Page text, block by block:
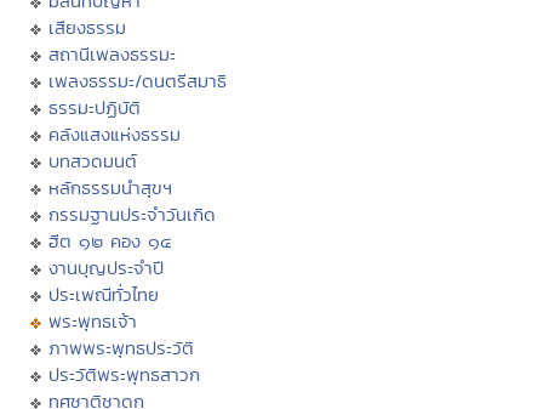
เสียงธรรม
สถานีเพลงธรรมะ
เพลงธรรมะ/ดนตรีสมาธิ
ธรรมะปฏิบัติ
คลังแสงแห่งธรรม
บทสวดมนต์
หลักธรรมนำสุขฯ
กรรมฐานประจำวันเกิด
ฮีต ๑๒ คอง ๑๔
งานบุญประจำปี
ประเพณีทั่วไทย
พระพุทธเจ้า
ภาพพระพุทธประวัติ
ประวัติพระพุทธสาวก
ทศชาติชาดก